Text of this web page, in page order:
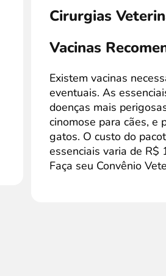
Cirurgias
Vacinas
Existem vacinas
eventuais. As
doenças mais
cinomose para cães, e
gatos. O custo do
essenciais varia de
Faça seu Convênio